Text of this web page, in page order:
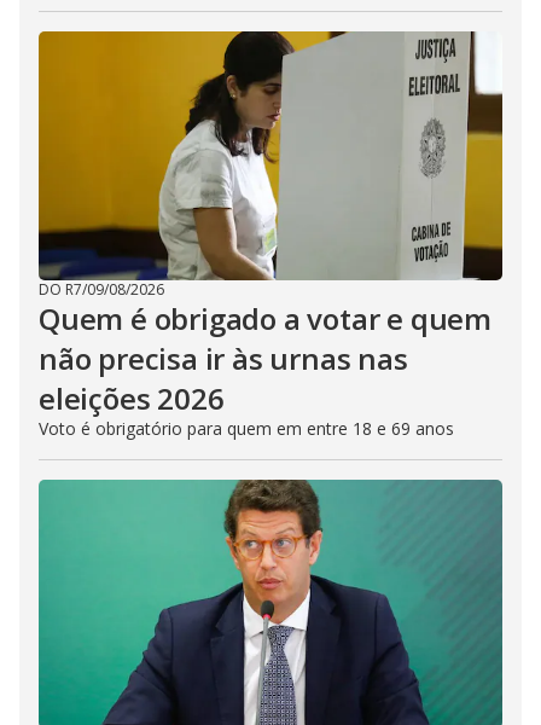
DO R7/09/08/2026
Quem é obrigado a votar e quem
não precisa ir às urnas nas
eleições 2026
Voto é obrigatório para quem em entre 18 e 69 anos